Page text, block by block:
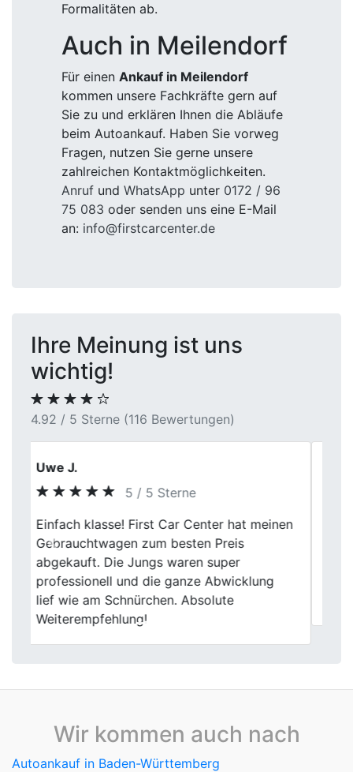
Formalitäten ab.
Auch in Meilendorf
Für einen Ankauf in Meilendorf
kommen unsere Fachkräfte gern auf
Sie zu und erklären Ihnen die Abläufe
beim Autoankauf. Haben Sie vorweg
Fragen, nutzen Sie gerne unsere
zahlreichen Kontaktmöglichkeiten.
Anruf und WhatsApp unter 0172 / 96
75 083 oder senden uns eine E-Mail
an: info@firstcarcenter.de
Ihre Meinung ist uns
wichtig!
4.92 / 5 Sterne (116 Bewertungen)
Claudia M.
5 / 5 Sterne
Ich habe mein Fahrzeug nach mehreren
Jahren Nutzung verkauft. Die Bewertung
war realistisch, alle Schritte wurden ruhig
erklärt und der gesamte Prozess wirkte
sehr professionell.
Previous
Autoankauf in Baden-Württemberg